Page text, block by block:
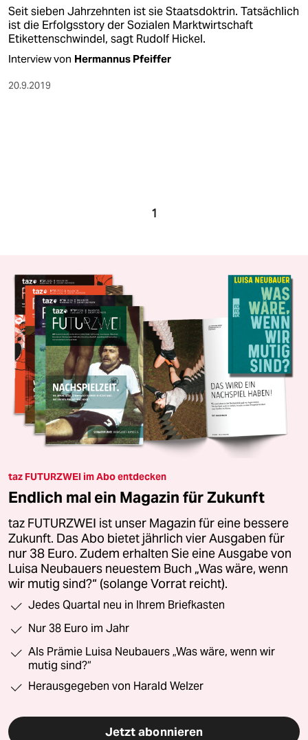
Seit sieben Jahrzehnten ist sie Staatsdoktrin. Tatsächlich
ist die Erfolgsstory der Sozialen Marktwirtschaft
Etikettenschwindel, sagt Rudolf Hickel.
Interview von Hermannus Pfeiffer
20.9.2019
1
taz FUTURZWEI im Abo entdecken
Endlich mal ein Magazin für Zukunft
taz FUTURZWEI ist unser Magazin für eine bessere
Zukunft. Das Abo bietet jährlich vier Ausgaben für
nur 38 Euro. Zudem erhalten Sie eine Ausgabe von
Luisa Neubauers neuestem Buch „Was wäre, wenn
wir mutig sind?“ (solange Vorrat reicht).
Jedes Quartal neu in Ihrem Briefkasten
Nur 38 Euro im Jahr
Als Prämie Luisa Neubauers „Was wäre, wenn wir
mutig sind?“
Herausgegeben von Harald Welzer
Jetzt abonnieren